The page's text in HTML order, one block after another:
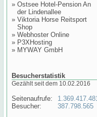
» Ostsee Hotel-Pension An
der Lindenallee
» Viktoria Horse Reitsport
Shop
» Webhoster Online
» P3XHosting
» MYWAY GmbH
Besucherstatistik
Gezählt seit dem 10.02.2016
Seitenaufrufe:
Besucher:
387.798.565